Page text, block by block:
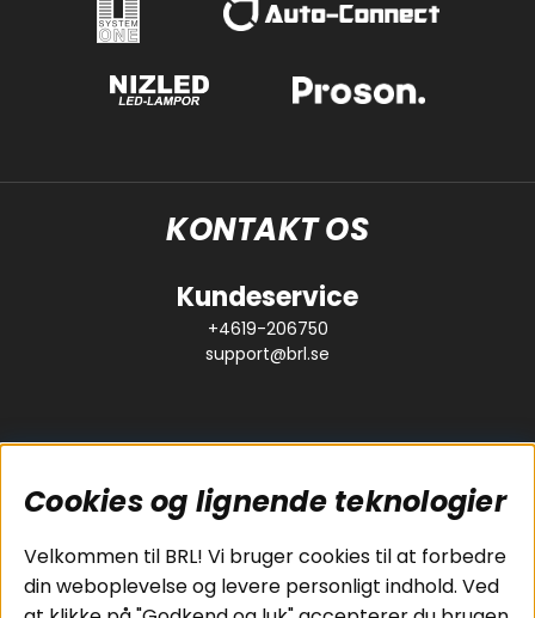
KONTAKT OS
Kundeservice
+4619-206750
support@brl.se
Populære sider
Pakkeløsninger
Bilstereo
Kundeservice
Cookies
Handelsbetingelser
Cookies og lignende teknologier
Velkommen til BRL! Vi bruger cookies til at forbedre
din weboplevelse og levere personligt indhold. Ved